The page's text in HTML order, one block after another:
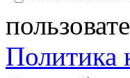
Политика